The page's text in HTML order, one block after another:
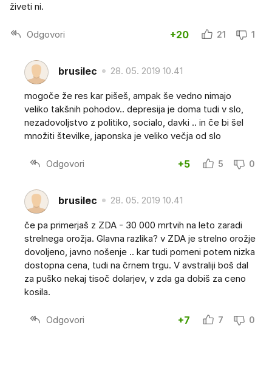
živeti ni.
Odgovori +20 21 1
brusilec 28. 05. 2019 10.41
mogoče že res kar pišeš, ampak še vedno nimajo
veliko takšnih pohodov.. depresija je doma tudi v slo,
nezadovoljstvo z politiko, socialo, davki .. in če bi šel
množiti številke, japonska je veliko večja od slo
Odgovori +5 5 0
brusilec 28. 05. 2019 10.41
če pa primerjaš z ZDA - 30 000 mrtvih na leto zaradi
strelnega orožja. Glavna razlika? v ZDA je strelno orožje
dovoljeno, javno nošenje .. kar tudi pomeni potem nizka
dostopna cena, tudi na črnem trgu. V avstraliji boš dal
za puško nekaj tisoč dolarjev, v zda ga dobiš za ceno
kosila.
Odgovori +7 7 0